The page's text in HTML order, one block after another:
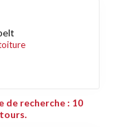
de recherche : 10